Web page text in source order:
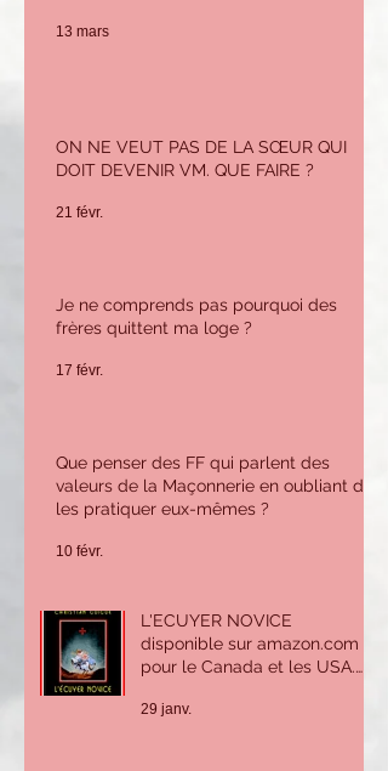
13 mars
ON NE VEUT PAS DE LA SŒUR QUI
DOIT DEVENIR VM. QUE FAIRE ?
21 févr.
Je ne comprends pas pourquoi des
frères quittent ma loge ?
17 févr.
Que penser des FF qui parlent des
valeurs de la Maçonnerie en oubliant de
les pratiquer eux-mêmes ?
10 févr.
L'ECUYER NOVICE
disponible sur amazon.com
pour le Canada et les USA.
pour la France et l'Europe.
29 janv.